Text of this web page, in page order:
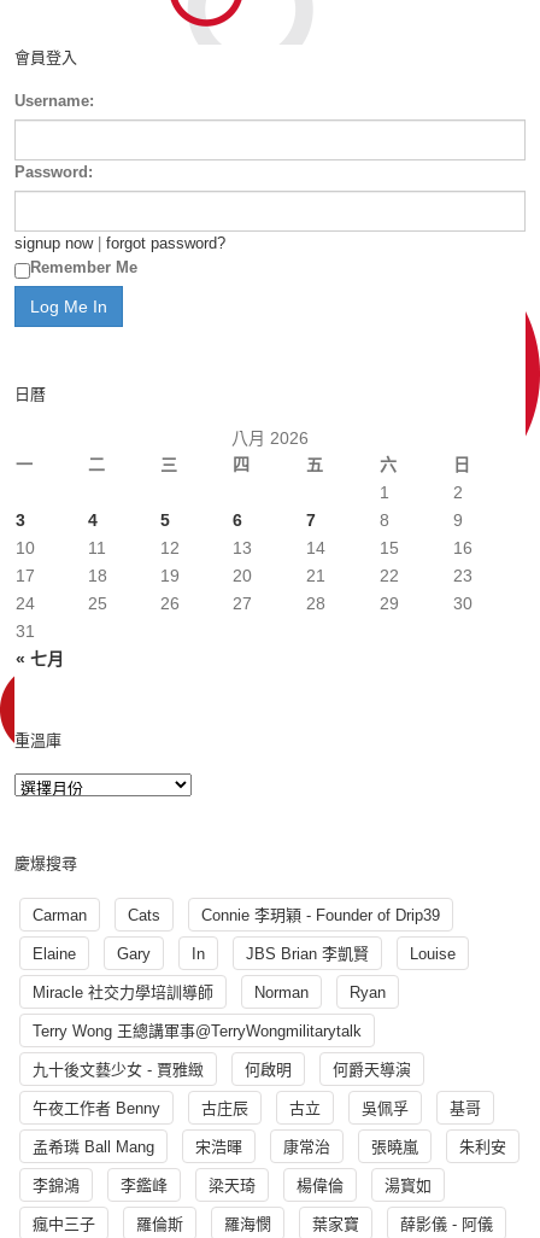
會員登入
Username:
Password:
signup now| forgot password?
Remember Me
日曆
八月 2026
一
二 三 四 五 六 日
« 七月
1
2
3
4 5 6 7 8
9
10
11 12 13 14 15
16
17
18 19 20 21 22
23
24
25 26 27 28 29
30
31
重溫庫
慶爆搜尋
Carman Cats Connie 李玥穎 - Founder of Drip39
Elaine Gary In JBS Brian 李凱賢 Louise
Miracle 社交力學培訓導師 Norman Ryan
Terry Wong 王總講軍事@TerryWongmilitarytalk
九十後文藝少女 - 賈雅緻 何啟明 何爵天導演
午夜工作者 Benny 古庄辰 古立 吳佩孚 基哥
孟希璘 Ball Mang 宋浩暉 康常治 張曉嵐 朱利安
李錦鴻 李鑑峰 梁天琦 楊偉倫 湯寳如
瘋中三子 羅倫斯 羅海憫 葉家寶 薛影儀 - 阿儀